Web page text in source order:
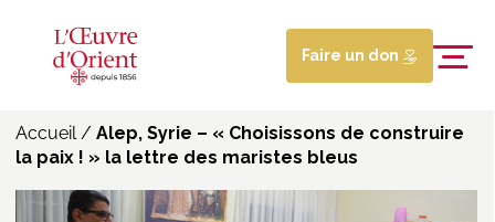
Faire un don
Accueil/ Alep, Syrie – « Choisissons de construire
la paix ! » la lettre des maristes bleus